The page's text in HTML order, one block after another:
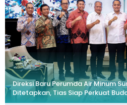
Direksi Baru Perumda Air Minum
Ditetapkan, Tias Siap Perkuat